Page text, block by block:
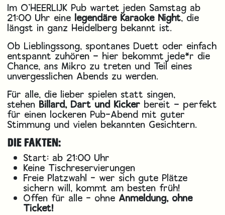
Im O’HEERLIJK Pub wartet jeden Samstag ab
21:00 Uhr eine legendäre Karaoke Night, die
längst in ganz Heidelberg bekannt ist.
Ob Lieblingssong, spontanes Duett oder einfach
entspannt zuhören – hier bekommt jede*r die
Chance, ans Mikro zu treten und Teil eines
unvergesslichen Abends zu werden.
Für alle, die lieber spielen statt singen,
stehen Billard, Dart und Kicker bereit – perfekt
für einen lockeren Pub-Abend mit guter
Stimmung und vielen bekannten Gesichtern.
DIE FAKTEN:
Start: ab 21:00 Uhr
Keine Tischreservierungen
Freie Platzwahl - wer sich gute Plätze
sichern will, kommt am besten früh!
Offen für alle - ohne Anmeldung, ohne
Ticket!